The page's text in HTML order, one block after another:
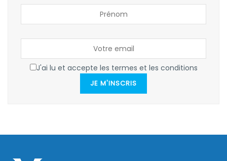
J'ai lu et accepte les termes et les conditions
JE M'INSCRIS